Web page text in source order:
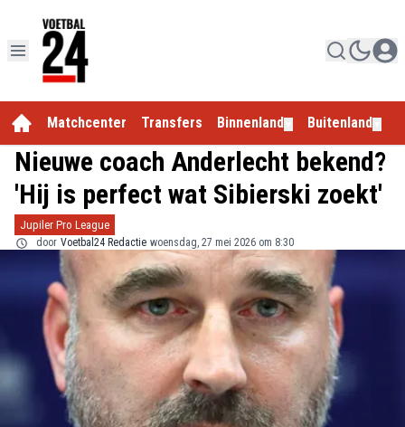
Matchcenter Transfers Binnenland Buitenland
Nieuwe coach Anderlecht bekend?
'Hij is perfect wat Sibierski zoekt'
Jupiler Pro League
door Voetbal24 Redactie woensdag, 27 mei 2026 om 8:30